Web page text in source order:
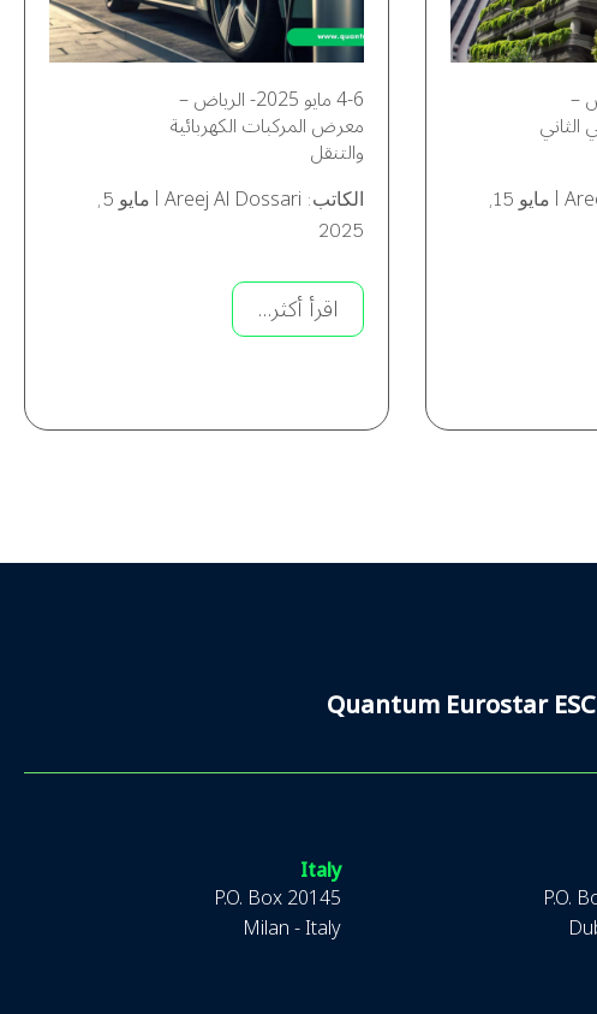
–
|
مايو 15,
4-6 مايو 2025- الرياض –
معرض المركبات الكهربائية
والتنقل
الكاتب: Areej Al Dossari
|
مايو 5,
2025
اقرأ أكثر...
P.O.
Italy
P.O. Box 20145
Milan - Italy